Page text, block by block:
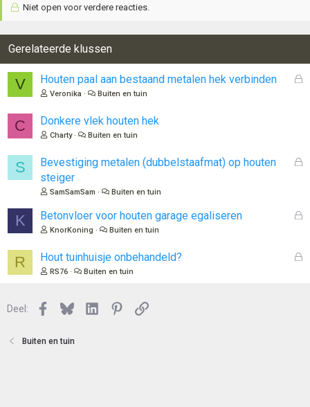
Niet open voor verdere reacties.
Gerelateerde klussen
V
G
n
Houten paal aan bestaand metalen hek verbinden
Veronika Buiten en tuin
C Donkere vlek houten hek
Charty Buiten en tuin
S
G
o
Bevestiging metalen (dubbelstaafmat) op houten
steiger
SamSamSam Buiten en tuin
K
G
Betonvloer voor houten garage egaliseren
KnorKoning Buiten en tuin
R
G
Hout tuinhuisje onbehandeld?
RS76 Buiten en tuin
Deel: Facebook
BlueskyLinkedInPinterest
Link
Buiten en tuin